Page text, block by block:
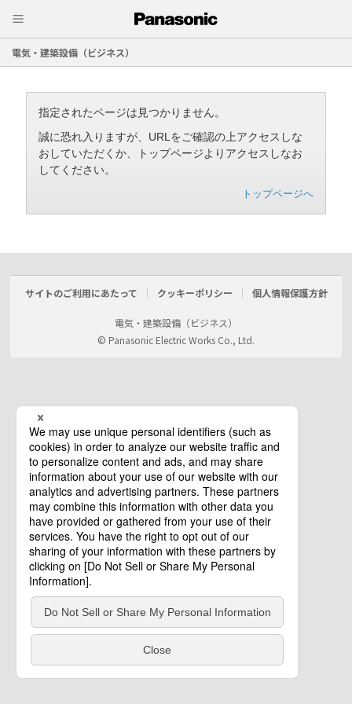
電気・建築設備（ビジネス）
指定されたページは見つかりません。
誠に恐れ入りますが、URLをご確認の上アクセスしな
おしていただくか、トップページよりアクセスしなお
してください。
トップページへ
サイトのご利用にあたって クッキーポリシー 個人情報保護方針
電気・建築設備（ビジネス）
© Panasonic Electric Works Co., Ltd.